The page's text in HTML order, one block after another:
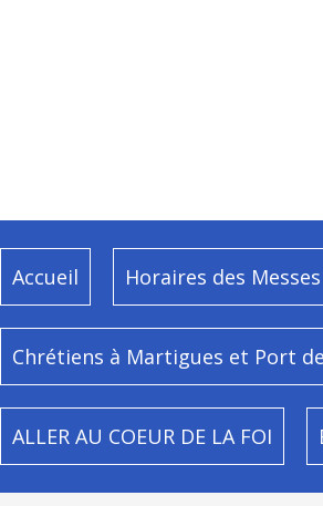
Accueil Horaires des Messes
Chrétiens à Martigues et Port
ALLER AU COEUR DE LA FOI